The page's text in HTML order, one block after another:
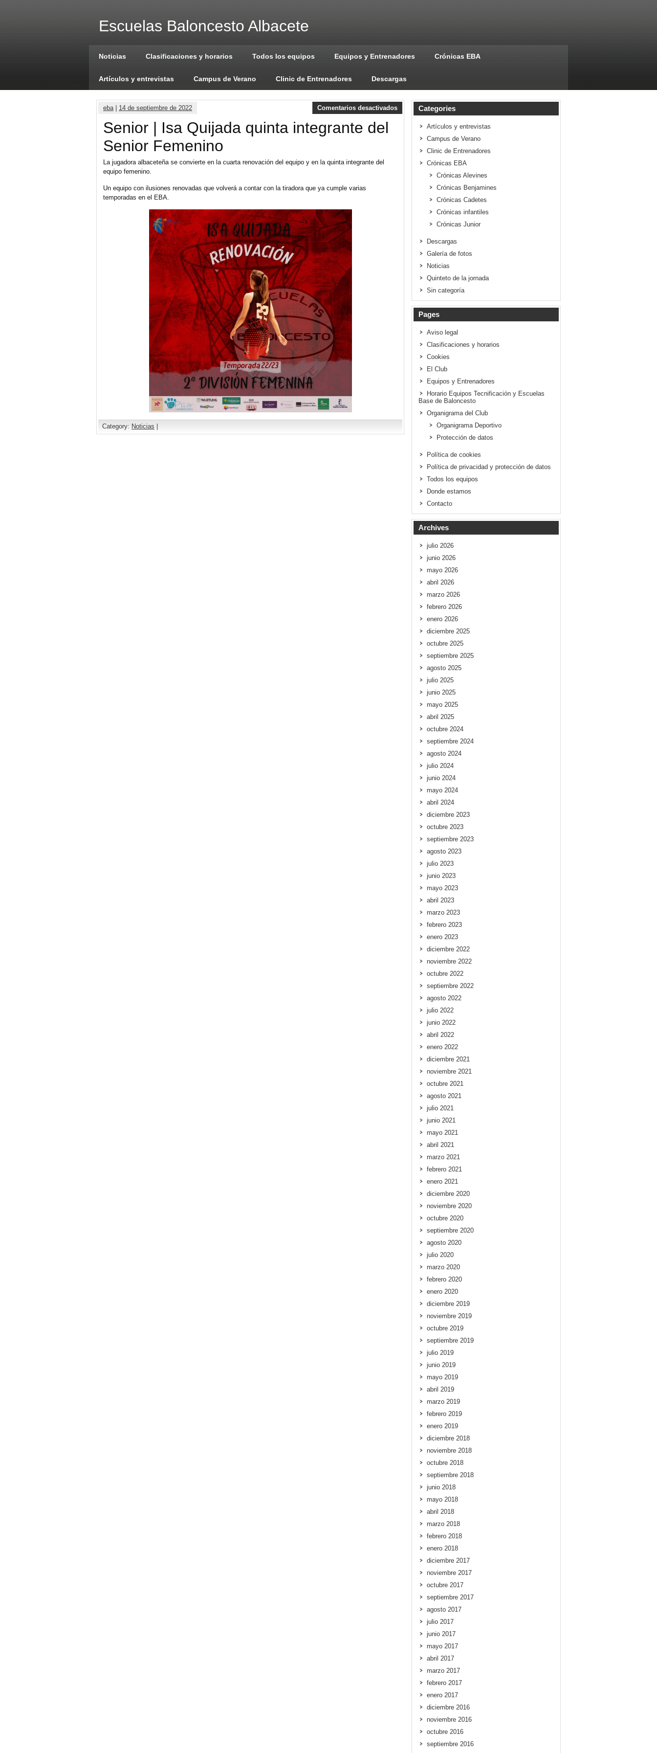
Escuelas Baloncesto Albacete
Noticias Clasificaciones y horarios Todos los equipos Equipos y Entrenadores Crónicas EBA
Artículos y entrevistas Campus de Verano Clinic de Entrenadores Descargas
eba| 14 de septiembre de 2022 Comentarios desactivados
Senior | Isa Quijada quinta integrante del
Senior Femenino
La jugadora albaceteña se convierte en la cuarta renovación del equipo y en la quinta integrante del
equipo femenino.
Un equipo con ilusiones renovadas que volverá a contar con la tiradora que ya cumple varias
temporadas en el EBA.
Category: Noticias
Categories
Artículos y entrevistas
Campus de Verano
Clinic de Entrenadores
Crónicas EBA
Crónicas Alevines
Crónicas Benjamines
Crónicas Cadetes
Crónicas infantiles
Crónicas Junior
Descargas
Galería de fotos
Noticias
Quinteto de la jornada
Sin categoría
Pages
Aviso legal
Clasificaciones y horarios
Cookies
El Club
Equipos y Entrenadores
Horario Equipos Tecnificación y Escuelas
Base de Baloncesto
Organigrama del Club
Organigrama Deportivo
Protección de datos
Política de cookies
Política de privacidad y protección de datos
Todos los equipos
Donde estamos
Contacto
Archives
julio 2026
junio 2026
mayo 2026
abril 2026
marzo 2026
febrero 2026
enero 2026
diciembre 2025
octubre 2025
septiembre 2025
agosto 2025
julio 2025
junio 2025
mayo 2025
abril 2025
octubre 2024
septiembre 2024
agosto 2024
julio 2024
junio 2024
mayo 2024
abril 2024
diciembre 2023
octubre 2023
septiembre 2023
agosto 2023
julio 2023
junio 2023
mayo 2023
abril 2023
marzo 2023
febrero 2023
enero 2023
diciembre 2022
noviembre 2022
octubre 2022
septiembre 2022
agosto 2022
julio 2022
junio 2022
abril 2022
enero 2022
diciembre 2021
noviembre 2021
octubre 2021
agosto 2021
julio 2021
junio 2021
mayo 2021
abril 2021
marzo 2021
febrero 2021
enero 2021
diciembre 2020
noviembre 2020
octubre 2020
septiembre 2020
agosto 2020
julio 2020
marzo 2020
febrero 2020
enero 2020
diciembre 2019
noviembre 2019
octubre 2019
septiembre 2019
julio 2019
junio 2019
mayo 2019
abril 2019
marzo 2019
febrero 2019
enero 2019
diciembre 2018
noviembre 2018
octubre 2018
septiembre 2018
junio 2018
mayo 2018
abril 2018
marzo 2018
febrero 2018
enero 2018
diciembre 2017
noviembre 2017
octubre 2017
septiembre 2017
agosto 2017
julio 2017
junio 2017
mayo 2017
abril 2017
marzo 2017
febrero 2017
enero 2017
diciembre 2016
noviembre 2016
octubre 2016
septiembre 2016